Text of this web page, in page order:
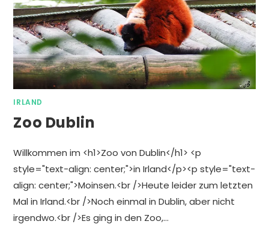
IRLAND
Zoo Dublin
Willkommen im <h1>Zoo von Dublin</h1> <p
style="text-align: center;">in Irland</p><p style="text-
align: center;">Moinsen.<br />Heute leider zum letzten
Mal in Irland.<br />Noch einmal in Dublin, aber nicht
irgendwo.<br />Es ging in den Zoo,…